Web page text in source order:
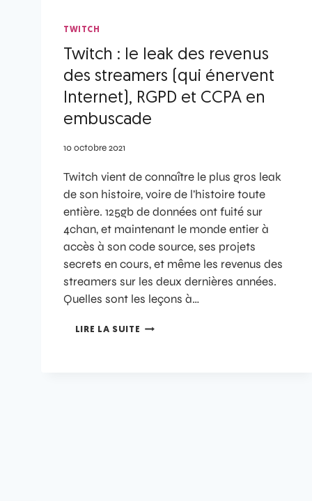
TWITCH
Twitch : le leak des revenus
des streamers (qui énervent
Internet), RGPD et CCPA en
embuscade
10 octobre 2021
Twitch vient de connaître le plus gros leak
de son histoire, voire de l’histoire toute
entière. 125gb de données ont fuité sur
4chan, et maintenant le monde entier à
accès à son code source, ses projets
secrets en cours, et même les revenus des
streamers sur les deux dernières années.
Quelles sont les leçons à…
LIRE LA SUITE